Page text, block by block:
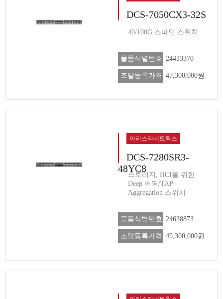
DCS-7050CX3-32S
40/100G 스파인 스위치
물품식별번호 24433370
조달등록가격 47,300,000원
아리스타네트웍스
DCS-7280SR3-
48YC8
스토리지, HCI를 위한
Deep 버퍼/TAP
Aggregation 스위치
물품식별번호 24638873
조달등록가격 49,300,000원